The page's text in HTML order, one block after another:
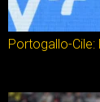
Portogallo-Cile: